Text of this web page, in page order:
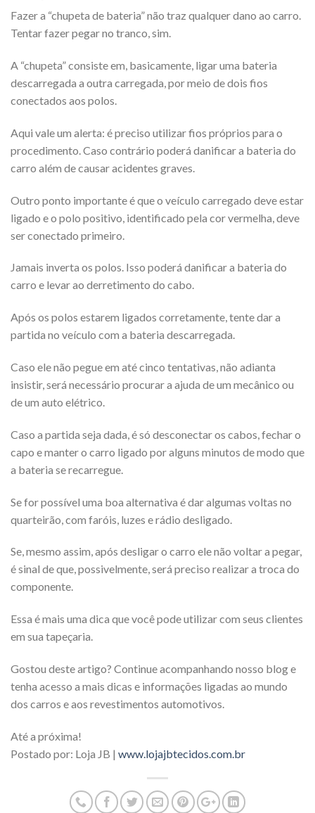
Fazer a “chupeta de bateria” não traz qualquer dano ao carro.
Tentar fazer pegar no tranco, sim.
A “chupeta” consiste em, basicamente, ligar uma bateria
descarregada a outra carregada, por meio de dois fios
conectados aos polos.
Aqui vale um alerta: é preciso utilizar fios próprios para o
procedimento. Caso contrário poderá danificar a bateria do
carro além de causar acidentes graves.
Outro ponto importante é que o veículo carregado deve estar
ligado e o polo positivo, identificado pela cor vermelha, deve
ser conectado primeiro.
Jamais inverta os polos. Isso poderá danificar a bateria do
carro e levar ao derretimento do cabo.
Após os polos estarem ligados corretamente, tente dar a
partida no veículo com a bateria descarregada.
Caso ele não pegue em até cinco tentativas, não adianta
insistir, será necessário procurar a ajuda de um mecânico ou
de um auto elétrico.
Caso a partida seja dada, é só desconectar os cabos, fechar o
capo e manter o carro ligado por alguns minutos de modo que
a bateria se recarregue.
Se for possível uma boa alternativa é dar algumas voltas no
quarteirão, com faróis, luzes e rádio desligado.
Se, mesmo assim, após desligar o carro ele não voltar a pegar,
é sinal de que, possivelmente, será preciso realizar a troca do
componente.
Essa é mais uma dica que você pode utilizar com seus clientes
em sua tapeçaria.
Gostou deste artigo? Continue acompanhando nosso blog e
tenha acesso a mais dicas e informações ligadas ao mundo
dos carros e aos revestimentos automotivos.
Até a próxima!
Postado por: Loja JB | www.lojajbtecidos.com.br